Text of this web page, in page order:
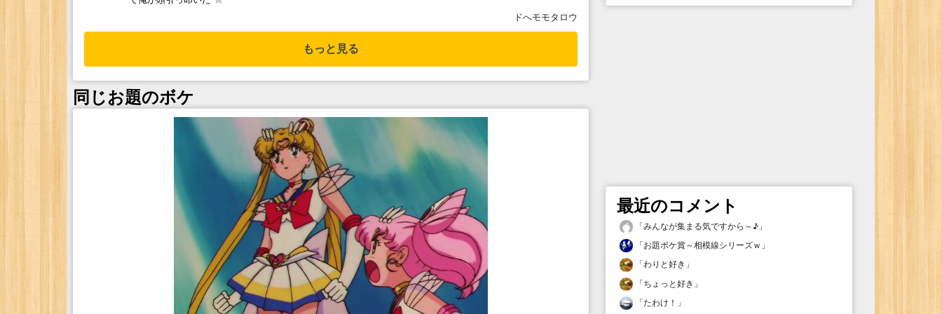
ドへモモタロウ
もっと見る
同じお題のボケ
最近のコメント
「みんなが集まる気ですから～♪ 」
「お題ボケ賞～相模線シリーズｗ 」
「わりと好き 」
「ちょっと好き 」
「たわけ！ 」